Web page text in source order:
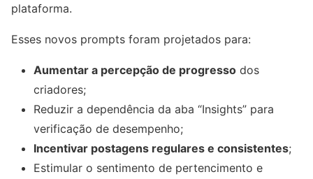
plataforma.
Esses novos prompts foram projetados para:
Aumentar a percepção de progresso dos
criadores;
Reduzir a dependência da aba “Insights” para
verificação de desempenho;
Incentivar postagens regulares e consistentes;
Estimular o sentimento de pertencimento e